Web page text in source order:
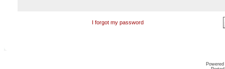
I forgot my password